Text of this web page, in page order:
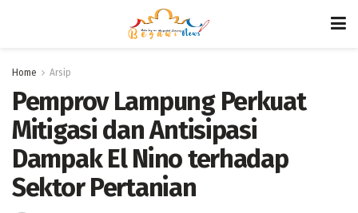
Home Arsip
Pemprov Lampung Perkuat
Mitigasi dan Antisipasi
Dampak El Nino terhadap
Sektor Pertanian